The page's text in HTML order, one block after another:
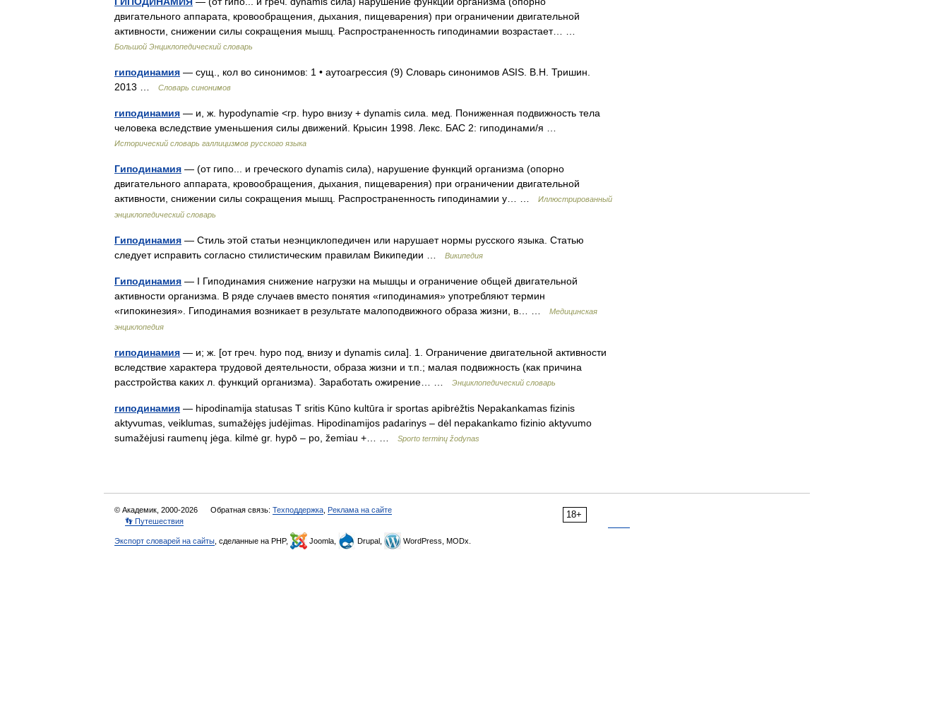
двигательного аппарата, кровообращения, дыхания, пищеварения) при ограничении двигательной
активности, снижении силы сокращения мышц. Распространенность гиподинамии возрастает… …
Большой Энциклопедический словарь
гиподинамия — сущ., кол во синонимов: 1 • аутоагрессия (9) Словарь синонимов ASIS. В.Н. Тришин.
2013 …
Словарь синонимов
гиподинамия — и, ж. hypodynamie <гр. hypo внизу + dynamis сила. мед. Пониженная подвижность тела
человека вследствие уменьшения силы движений. Крысин 1998. Лекс. БАС 2: гиподинами/я …
Исторический словарь галлицизмов русского языка
Гиподинамия — (от гипо... и греческого dynamis сила), нарушение функций организма (опорно
двигательного аппарата, кровообращения, дыхания, пищеварения) при ограничении двигательной
активности, снижении силы сокращения мышц. Распространенность гиподинамии у… …
Иллюстрированный
энциклопедический словарь
Гиподинамия — Стиль этой статьи неэнциклопедичен или нарушает нормы русского языка. Статью
следует исправить согласно стилистическим правилам Википедии …
Википедия
Гиподинамия — I Гиподинамия снижение нагрузки на мышцы и ограничение общей двигательной
активности организма. В ряде случаев вместо понятия «гиподинамия» употребляют термин
«гипокинезия». Гиподинамия возникает в результате малоподвижного образа жизни, в… …
Медицинская
энциклопедия
гиподинамия — и; ж. [от греч. hypo под, внизу и dynamis сила]. 1. Ограничение двигательной активности
вследствие характера трудовой деятельности, образа жизни и т.п.; малая подвижность (как причина
расстройства каких л. функций организма). Заработать ожирение… …
Энциклопедический словарь
гиподинамия — hipodinamija statusas T sritis Kūno kultūra ir sportas apibrėžtis Nepakankamas fizinis
aktyvumas, veiklumas, sumažėjęs judėjimas. Hipodinamijos padarinys – dėl nepakankamo fizinio aktyvumo
sumažėjusi raumenų jėga. kilmė gr. hypō – po, žemiau +… …
Sporto terminų žodynas
18+
© Академик, 2000-2026 Обратная связь: Техподдержка Реклама на сайте
👣 Путешествия
Экспорт словарей на сайты , сделанные на PHP, Joomla, Drupal, WordPress, MODx.